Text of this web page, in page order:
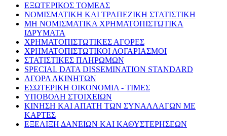
ΕΞΩΤΕΡΙΚΟΣ ΤΟΜΕΑΣ
ΝΟΜΙΣΜΑΤΙΚΗ ΚΑΙ ΤΡΑΠΕΖΙΚΗ ΣΤΑΤΙΣΤΙΚΗ
ΜΗ ΝΟΜΙΣΜΑΤΙΚΑ ΧΡΗΜΑΤΟΠΙΣΤΩΤΙΚΑ
ΙΔΡΥΜΑΤΑ
ΧΡΗΜΑΤΟΠΙΣΤΩΤΙΚΕΣ ΑΓΟΡΕΣ
ΧΡΗΜΑΤΟΠΙΣΤΩΤΙΚΟΙ ΛΟΓΑΡΙΑΣΜΟΙ
ΣΤΑΤΙΣΤΙΚΕΣ ΠΛΗΡΩΜΩΝ
SPECIAL DATA DISSEMINATION STANDARD
ΑΓΟΡΑ ΑΚΙΝΗΤΩΝ
ΕΣΩΤΕΡΙΚΗ ΟΙΚΟΝΟΜΙΑ - ΤΙΜΕΣ
ΥΠΟΒΟΛΗ ΣΤΟΙΧΕΙΩΝ
ΚΙΝΗΣΗ ΚΑΙ ΑΠΑΤΗ ΤΩΝ ΣΥΝΑΛΛΑΓΩΝ ΜΕ
ΚΑΡΤΕΣ
ΕΞΕΛΙΞΗ ΔΑΝΕΙΩΝ ΚΑΙ ΚΑΘΥΣΤΕΡΗΣΕΩΝ